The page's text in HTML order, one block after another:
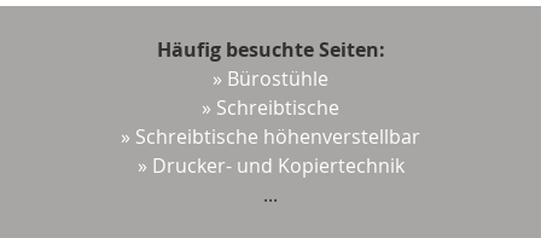
Häufig besuchte Seiten:
» Bürostühle
» Schreibtische
» Schreibtische höhenverstellbar
» Drucker- und Kopiertechnik
...